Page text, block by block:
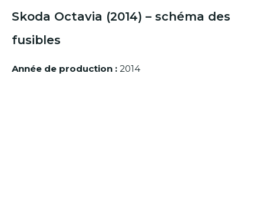
Skoda Octavia (2014) – schéma des
fusibles
Année de production : 2014